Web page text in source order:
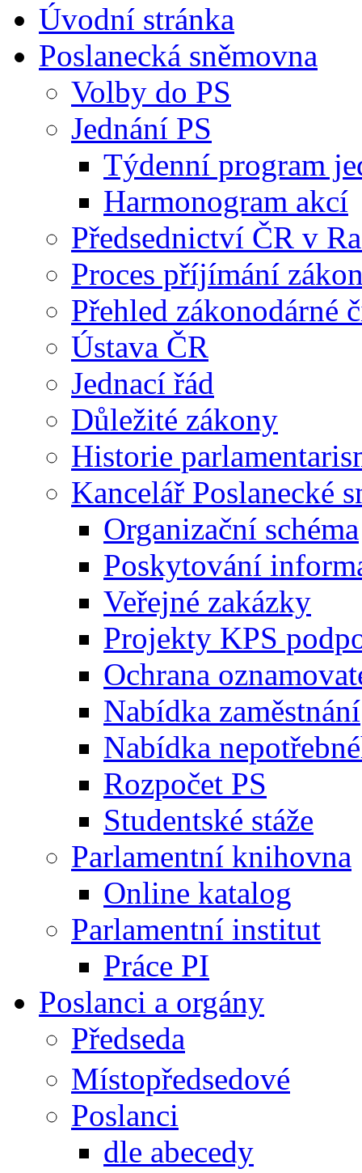
Úvodní stránka
Poslanecká sněmovna
Volby do PS
Jednání PS
Týdenní program
Harmonogram akcí
Předsednictví ČR v
Proces příjímání
Přehled zákonodárné
Ústava ČR
Jednací řád
Důležité zákony
Historie
Kancelář Poslanecké
Organizační schéma
Poskytování
Veřejné zakázky
Projekty KPS
Ochrana
Nabídka zaměstnání
Nabídka
Rozpočet PS
Studentské stáže
Parlamentní knihovna
Online katalog
Parlamentní institut
Práce PI
Poslanci a orgány
Předseda
Místopředsedové
Poslanci
dle abecedy